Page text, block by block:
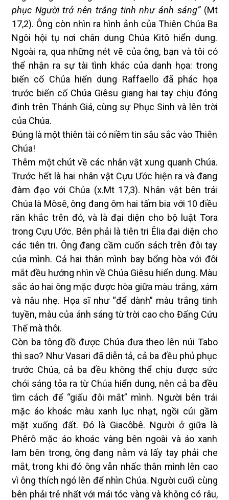
phục Người trở nên trắng tinh như ánh sáng”(Mt
17,2). Ông còn nhìn ra hình ảnh của Thiên Chúa Ba
Ngôi hội tụ nơi chân dung Chúa Kitô hiển dung.
Ngoài ra, qua những nét vẽ của ông, bạn và tôi có
thể nhận ra sự tài tình khác của danh họa: trong
biến cố Chúa hiển dung Raffaello đã phác họa
trước biến cố Chúa Giêsu giang hai tay chịu đóng
đinh trên Thánh Giá, cùng sự Phục Sinh và lên trời
của Chúa.
Đúng là một thiên tài có niềm tin sâu sắc vào Thiên
Chúa!
Thêm một chút về các nhân vật xung quanh Chúa.
Trước hết là hai nhân vật Cựu Ước hiện ra và đang
đàm đạo với Chúa (x.Mt 17,3). Nhân vật bên trái
Chúa là Môsê, ông đang ôm hai tấm bia với 10 điều
răn khắc trên đó, và là đại diện cho bộ luật Tora
trong Cựu Ước. Bên phải là tiên tri Êlia đại diện cho
các tiên tri. Ông đang cầm cuốn sách trên đôi tay
của mình. Cả hai thân mình bay bổng hòa với đôi
mắt đều hướng nhìn về Chúa Giêsu hiển dung. Màu
sắc áo hai ông mặc được hòa giữa màu trắng, xám
và nâu nhẹ. Họa sĩ như “để dành” màu trắng tinh
tuyền, màu của ánh sáng từ trời cao cho Đấng Cứu
Thế mà thôi.
Còn ba tông đồ được Chúa đưa theo lên núi Tabo
thì sao? Như Vasari đã diễn tả, cả ba đều phủ phục
trước Chúa, cả ba đều không thể chịu được sức
chói sáng tỏa ra từ Chúa hiển dung, nên cả ba đều
tìm cách để “giấu đôi mắt” mình. Người bên trái
mặc áo khoác màu xanh lục nhạt, ngồi cúi gầm
mặt xuống đất. Đó là Giacôbê. Người ở giữa là
Phêrô mặc áo khoác vàng bên ngoài và áo xanh
lam bên trong, ông đang nằm và lấy tay phải che
mắt, trong khi đó ông vẫn nhấc thân mình lên cao
vì ông thích ngó lên để nhìn Chúa. Người cuối cùng
bên phải trẻ nhất với mái tóc vàng và không có râu,